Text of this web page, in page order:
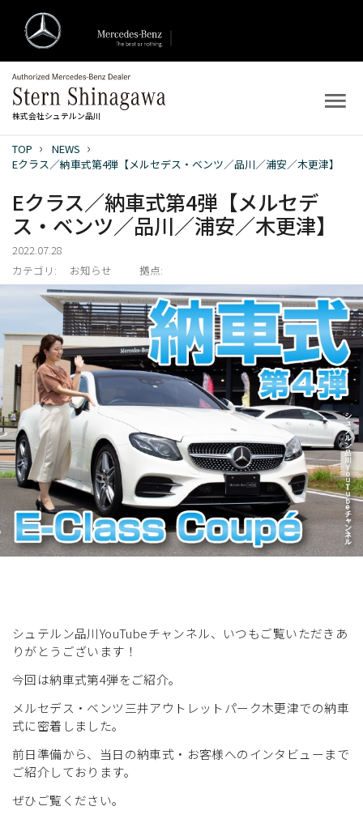
株式会社シュテルン品川
新着情報
店舗案内
新車を探す
中古車を探す
展示車・試乗車
メンテナンス
企業情報
採用情報
TOP
NEWS
Eクラス／納車式第4弾【メルセデス・ベンツ／品川／浦安／木更津】
Eクラス／納車式第4弾【メルセデ
ス・ベンツ／品川／浦安／木更津】
2022.07.28
カテゴリ:
お知らせ 拠点:
シュテルン品川YouTubeチャンネル、いつもご覧いただきあ
りがとうございます！
今回は納車式第4弾をご紹介。
メルセデス・ベンツ三井アウトレットパーク木更津での納車
式に密着しました。
前日準備から、当日の納車式・お客様へのインタビューまで
ご紹介しております。
ぜひご覧ください。